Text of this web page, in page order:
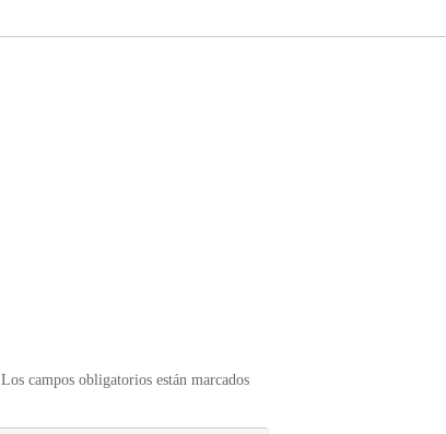
Los campos obligatorios están marcados